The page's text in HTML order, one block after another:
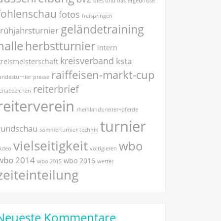
fotos freispringen
geländetraining
herbstturnier intern
kreisverband ksta
presse raiffeisen-markt-cup
reiterbrief
rheinlands reiter+pferde
sommerturnier technik turnier
vielseitigkeit voltigieren wbo
2014 wbo 2015 wbo 2016 wetter
Kommentare